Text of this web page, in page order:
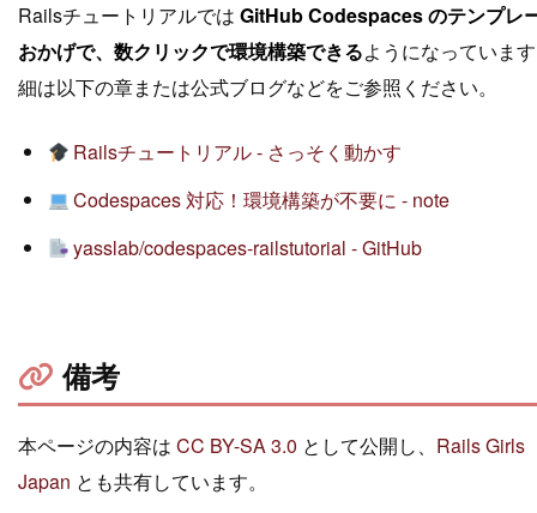
Railsチュートリアルでは GitHub Codespaces のテンプレ
おかげで、数クリックで環境構築できるようになっていま
細は以下の章または公式ブログなどをご参照ください。
Railsチュートリアル - さっそく動かす
Codespaces 対応！環境構築が不要に - note
yasslab/codespaces-railstutorial - GitHub
備考
本ページの内容は CC BY-SA 3.0 として公開し、 Rails Girls
Japan とも共有しています。